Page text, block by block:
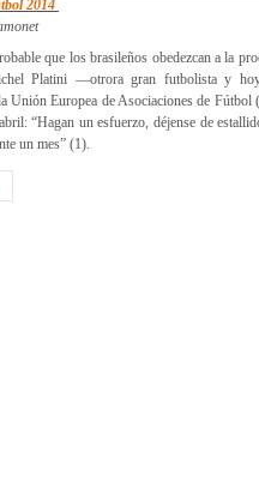
2014
que los brasileños obedezcan a la
Platini —otrora gran futbolista y
Unión Europea de Asociaciones de
“Hagan un esfuerzo, déjense de
un mes” (1).